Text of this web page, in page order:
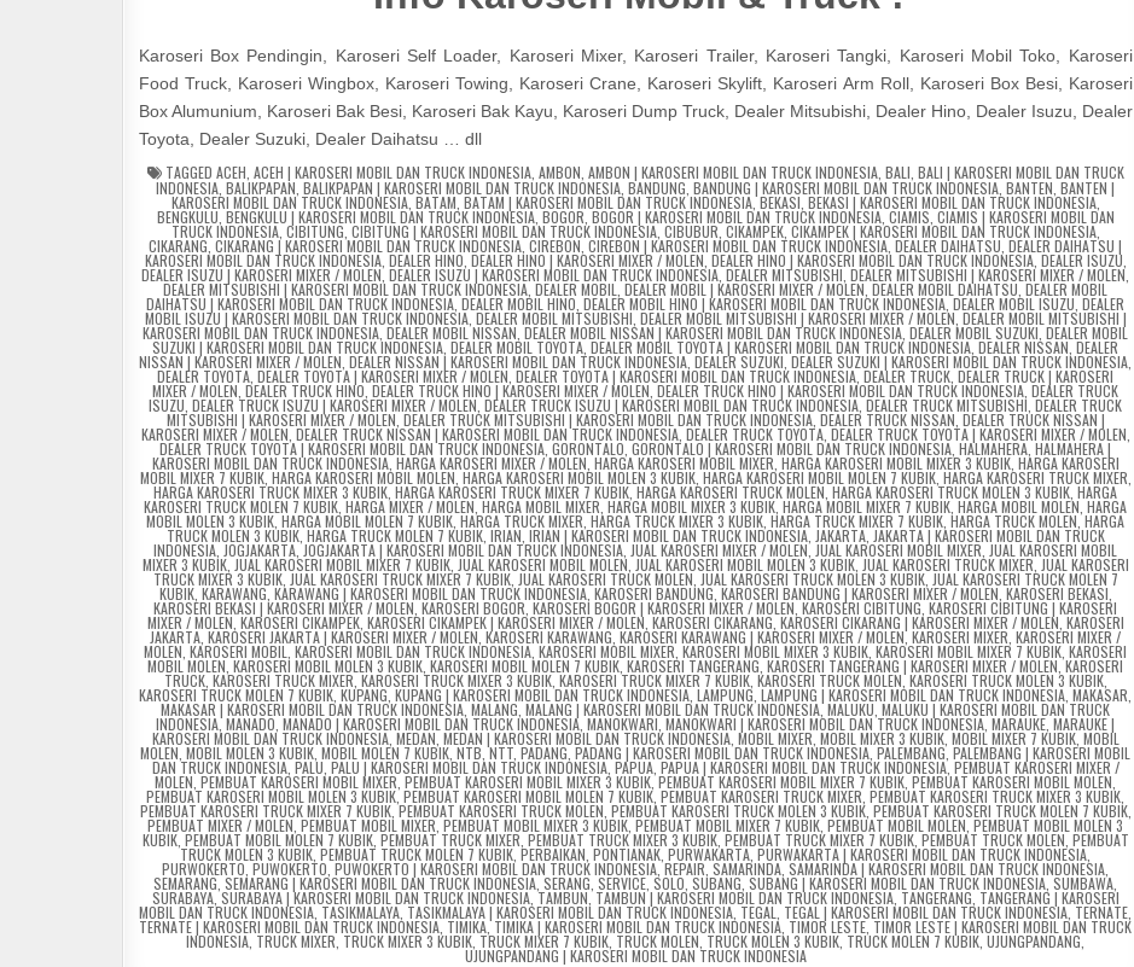
Karoseri Box Pendingin, Karoseri Self Loader, Karoseri Mixer, Karoseri Trailer, Karoseri Tangki, Karoseri Mobil Toko, Karoseri
Food Truck, Karoseri Wingbox, Karoseri Towing, Karoseri Crane, Karoseri Skylift, Karoseri Arm Roll, Karoseri Box Besi, Karoseri
Box Alumunium, Karoseri Bak Besi, Karoseri Bak Kayu, Karoseri Dump Truck, Dealer Mitsubishi, Dealer Hino, Dealer Isuzu, Dealer
Toyota, Dealer Suzuki, Dealer Daihatsu … dll
TAGGED ACEH ACEH | KAROSERI MOBIL DAN TRUCK INDONESIA, AMBON AMBON | KAROSERI MOBIL DAN TRUCK INDONESIA, BALI BALI | KAROSERI MOBIL DAN TRUCK
INDONESIA ,BALIKPAPAN ,BALIKPAPAN | KAROSERI MOBIL DAN TRUCK INDONESIA ,BANDUNG ,BANDUNG | KAROSERI MOBIL DAN TRUCK INDONESIA ,BANTEN ,BANTEN |
KAROSERI MOBIL DAN TRUCK INDONESIA, BATAM BATAM | KAROSERI MOBIL DAN TRUCK INDONESIA,BEKASI BEKASI | KAROSERI MOBIL DAN TRUCK INDONESIA,
BENGKULU BENGKULU | KAROSERI MOBIL DAN TRUCK INDONESIA, BOGOR BOGOR | KAROSERI MOBIL DAN TRUCK INDONESIA, CIAMIS CIAMIS | KAROSERI MOBIL DAN
TRUCK INDONESIA, CIBITUNG CIBITUNG | KAROSERI MOBIL DAN TRUCK INDONESIA, CIBUBUR CIKAMPEK, CIKAMPEK | KAROSERI MOBIL DAN TRUCK INDONESIA,
CIKARANG ,CIKARANG | KAROSERI MOBIL DAN TRUCK INDONESIA ,CIREBON ,CIREBON | KAROSERI MOBIL DAN TRUCK INDONESIA ,DEALER DAIHATSU ,DEALER DAIHATSU |
KAROSERI MOBIL DAN TRUCK INDONESIA, DEALER HINO DEALER HINO | KAROSERI MIXER / MOLEN DEALER HINO | KAROSERI MOBIL DAN TRUCK INDONESIA, DEALER ISUZU
DEALER ISUZU | KAROSERI MIXER / MOLEN,DEALER ISUZU | KAROSERI MOBIL DAN TRUCK INDONESIA ,DEALER MITSUBISHI ,DEALER MITSUBISHI | KAROSERI MIXER / MOLEN
DEALER MITSUBISHI | KAROSERI MOBIL DAN TRUCK INDONESIA ,DEALER MOBIL ,DEALER MOBIL | KAROSERI MIXER / MOLEN ,DEALER MOBIL DAIHATSU ,DEALER MOBIL
DAIHATSU | KAROSERI MOBIL DAN TRUCK INDONESIA ,DEALER MOBIL HINO ,DEALER MOBIL HINO | KAROSERI MOBIL DAN TRUCK INDONESIA ,DEALER MOBIL ISUZU ,DEALER
MOBIL ISUZU | KAROSERI MOBIL DAN TRUCK INDONESIA, DEALER MOBIL MITSUBISHI DEALER MOBIL MITSUBISHI | KAROSERI MIXER / MOLEN DEALER MOBIL MITSUBISHI |
KAROSERI MOBIL DAN TRUCK INDONESIA ,DEALER MOBIL NISSAN ,DEALER MOBIL NISSAN | KAROSERI MOBIL DAN TRUCK INDONESIA ,DEALER MOBIL SUZUKI ,DEALER MOBIL
SUZUKI | KAROSERI MOBIL DAN TRUCK INDONESIA ,DEALER MOBIL TOYOTA ,DEALER MOBIL TOYOTA | KAROSERI MOBIL DAN TRUCK INDONESIA ,DEALER NISSAN ,DEALER
NISSAN | KAROSERI MIXER / MOLEN ,DEALER NISSAN | KAROSERI MOBIL DAN TRUCK INDONESIA ,DEALER SUZUKI ,DEALER SUZUKI | KAROSERI MOBIL DAN TRUCK INDONESIA
DEALER TOYOTA ,DEALER TOYOTA | KAROSERI MIXER / MOLEN ,DEALER TOYOTA | KAROSERI MOBIL DAN TRUCK INDONESIA ,DEALER TRUCK ,DEALER TRUCK | KAROSERI
MIXER / MOLEN ,DEALER TRUCK HINO ,DEALER TRUCK HINO | KAROSERI MIXER / MOLEN ,DEALER TRUCK HINO | KAROSERI MOBIL DAN TRUCK INDONESIA ,DEALER TRUCK
ISUZU ,DEALER TRUCK ISUZU | KAROSERI MIXER / MOLEN ,DEALER TRUCK ISUZU | KAROSERI MOBIL DAN TRUCK INDONESIA ,DEALER TRUCK MITSUBISHI ,DEALER TRUCK
MITSUBISHI | KAROSERI MIXER / MOLEN DEALER TRUCK MITSUBISHI | KAROSERI MOBIL DAN TRUCK INDONESIA, DEALER TRUCK NISSAN DEALER TRUCK NISSAN |
KAROSERI MIXER / MOLEN DEALER TRUCK NISSAN | KAROSERI MOBIL DAN TRUCK INDONESIA, DEALER TRUCK TOYOTA, DEALER TRUCK TOYOTA | KAROSERI MIXER / MOLEN
DEALER TRUCK TOYOTA | KAROSERI MOBIL DAN TRUCK INDONESIA ,GORONTALO ,GORONTALO | KAROSERI MOBIL DAN TRUCK INDONESIA ,HALMAHERA ,HALMAHERA |
KAROSERI MOBIL DAN TRUCK INDONESIA, HARGA KAROSERI MIXER / MOLEN HARGA KAROSERI MOBIL MIXER HARGA KAROSERI MOBIL MIXER 3 KUBIK, HARGA KAROSERI
MOBIL MIXER 7 KUBIK, HARGA KAROSERI MOBIL MOLEN HARGA KAROSERI MOBIL MOLEN 3 KUBIK, HARGA KAROSERI MOBIL MOLEN 7 KUBIK, HARGA KAROSERI TRUCK MIXER
HARGA KAROSERI TRUCK MIXER 3 KUBIK ,HARGA KAROSERI TRUCK MIXER 7 KUBIK ,HARGA KAROSERI TRUCK MOLEN ,HARGA KAROSERI TRUCK MOLEN 3 KUBIK ,HARGA
KAROSERI TRUCK MOLEN 7 KUBIK ,HARGA MIXER / MOLEN ,HARGA MOBIL MIXER ,HARGA MOBIL MIXER 3 KUBIK ,HARGA MOBIL MIXER 7 KUBIK ,HARGA MOBIL MOLEN ,HARGA
MOBIL MOLEN 3 KUBIK ,HARGA MOBIL MOLEN 7 KUBIK ,HARGA TRUCK MIXER ,HARGA TRUCK MIXER 3 KUBIK ,HARGA TRUCK MIXER 7 KUBIK ,HARGA TRUCK MOLEN ,HARGA
TRUCK MOLEN 3 KUBIK, HARGA TRUCK MOLEN 7 KUBIK, IRIAN IRIAN | KAROSERI MOBIL DAN TRUCK INDONESIA, JAKARTA, JAKARTA | KAROSERI MOBIL DAN TRUCK
INDONESIA JOGJAKARTA ,JOGJAKARTA | KAROSERI MOBIL DAN TRUCK INDONESIA JUAL KAROSERI MIXER / MOLEN, JUAL KAROSERI MOBIL MIXER JUAL KAROSERI MOBIL
MIXER 3 KUBIK, JUAL KAROSERI MOBIL MIXER 7 KUBIK, JUAL KAROSERI MOBIL MOLEN JUAL KAROSERI MOBIL MOLEN 3 KUBIK, JUAL KAROSERI TRUCK MIXER JUAL KAROSERI
TRUCK MIXER 3 KUBIK, JUAL KAROSERI TRUCK MIXER 7 KUBIK, JUAL KAROSERI TRUCK MOLEN JUAL KAROSERI TRUCK MOLEN 3 KUBIK, JUAL KAROSERI TRUCK MOLEN 7
KUBIK, KARAWANG KARAWANG | KAROSERI MOBIL DAN TRUCK INDONESIA, KAROSERI BANDUNG KAROSERI BANDUNG | KAROSERI MIXER / MOLEN KAROSERI BEKASI
KAROSERI BEKASI | KAROSERI MIXER / MOLEN ,KAROSERI BOGOR ,KAROSERI BOGOR | KAROSERI MIXER / MOLEN ,KAROSERI CIBITUNG ,KAROSERI CIBITUNG | KAROSERI
MIXER / MOLEN KAROSERI CIKAMPEK, KAROSERI CIKAMPEK | KAROSERI MIXER / MOLEN KAROSERI CIKARANG KAROSERI CIKARANG | KAROSERI MIXER / MOLEN KAROSERI
JAKARTA ,KAROSERI JAKARTA | KAROSERI MIXER / MOLEN ,KAROSERI KARAWANG ,KAROSERI KARAWANG | KAROSERI MIXER / MOLEN,KAROSERI MIXER ,KAROSERI MIXER /
MOLEN ,KAROSERI MOBIL ,KAROSERI MOBIL DAN TRUCK INDONESIA ,KAROSERI MOBIL MIXER ,KAROSERI MOBIL MIXER 3 KUBIK ,KAROSERI MOBIL MIXER 7 KUBIK ,KAROSERI
MOBIL MOLEN ,KAROSERI MOBIL MOLEN 3 KUBIK ,KAROSERI MOBIL MOLEN 7 KUBIK ,KAROSERI TANGERANG ,KAROSERI TANGERANG | KAROSERI MIXER / MOLEN ,KAROSERI
TRUCK, KAROSERI TRUCK MIXER KAROSERI TRUCK MIXER 3 KUBIK, KAROSERI TRUCK MIXER 7 KUBIK, KAROSERI TRUCK MOLEN,KAROSERI TRUCK MOLEN 3 KUBIK,
KAROSERI TRUCK MOLEN 7 KUBIK ,KUPANG ,KUPANG | KAROSERI MOBIL DAN TRUCK INDONESIA ,LAMPUNG ,LAMPUNG | KAROSERI MOBIL DAN TRUCK INDONESIA ,MAKASAR
MAKASAR | KAROSERI MOBIL DAN TRUCK INDONESIA ,MALANG ,MALANG | KAROSERI MOBIL DAN TRUCK INDONESIA,MALUKU ,MALUKU | KAROSERI MOBIL DAN TRUCK
INDONESIA,MANADO ,MANADO | KAROSERI MOBIL DAN TRUCK INDONESIA ,MANOKWARI ,MANOKWARI | KAROSERI MOBIL DAN TRUCK INDONESIA ,MARAUKE ,MARAUKE |
KAROSERI MOBIL DAN TRUCK INDONESIA, MEDAN MEDAN | KAROSERI MOBIL DAN TRUCK INDONESIA, MOBIL MIXER MOBIL MIXER 3 KUBIK, MOBIL MIXER 7 KUBIK, MOBIL
MOLEN ,MOBIL MOLEN 3 KUBIK ,MOBIL MOLEN 7 KUBIK ,NTB ,NTT ,PADANG ,PADANG | KAROSERI MOBIL DAN TRUCK INDONESIA ,PALEMBANG,PALEMBANG | KAROSERI MOBIL
DAN TRUCK INDONESIA, PALU PALU | KAROSERI MOBIL DAN TRUCK INDONESIA, PAPUA, PAPUA | KAROSERI MOBIL DAN TRUCK INDONESIA, PEMBUAT KAROSERI MIXER /
MOLEN ,PEMBUAT KAROSERI MOBIL MIXER ,PEMBUAT KAROSERI MOBIL MIXER 3 KUBIK,PEMBUAT KAROSERI MOBIL MIXER 7 KUBIK ,PEMBUAT KAROSERI MOBIL MOLEN
PEMBUAT KAROSERI MOBIL MOLEN 3 KUBIK,PEMBUAT KAROSERI MOBIL MOLEN 7 KUBIK ,PEMBUAT KAROSERI TRUCK MIXER ,PEMBUAT KAROSERI TRUCK MIXER 3 KUBIK
PEMBUAT KAROSERI TRUCK MIXER 7 KUBIK,PEMBUAT KAROSERI TRUCK MOLEN PEMBUAT KAROSERI TRUCK MOLEN 3 KUBIK, PEMBUAT KAROSERI TRUCK MOLEN 7 KUBIK,
PEMBUAT MIXER / MOLEN ,PEMBUAT MOBIL MIXER ,PEMBUAT MOBIL MIXER 3 KUBIK ,PEMBUAT MOBIL MIXER 7 KUBIK ,PEMBUAT MOBIL MOLEN ,PEMBUAT MOBIL MOLEN 3
KUBIK, PEMBUAT MOBIL MOLEN 7 KUBIK, PEMBUAT TRUCK MIXER PEMBUAT TRUCK MIXER 3 KUBIK, PEMBUAT TRUCK MIXER 7 KUBIK, PEMBUAT TRUCK MOLEN PEMBUAT
TRUCK MOLEN 3 KUBIK ,PEMBUAT TRUCK MOLEN 7 KUBIK ,PERBAIKAN ,PONTIANAK ,PURWAKARTA ,PURWAKARTA | KAROSERI MOBIL DAN TRUCK INDONESIA
PURWOKERTO ,PUWOKERTO ,PUWOKERTO | KAROSERI MOBIL DAN TRUCK INDONESIA ,REPAIR ,SAMARINDA ,SAMARINDA | KAROSERI MOBIL DAN TRUCK INDONESIA
SEMARANG ,SEMARANG | KAROSERI MOBIL DAN TRUCK INDONESIA ,SERANG ,SERVICE ,SOLO ,SUBANG ,SUBANG | KAROSERI MOBIL DAN TRUCK INDONESIA ,SUMBAWA
SURABAYA,SURABAYA | KAROSERI MOBIL DAN TRUCK INDONESIA, TAMBUN ,TAMBUN | KAROSERI MOBIL DAN TRUCK INDONESIA, TANGERANG TANGERANG | KAROSERI
MOBIL DAN TRUCK INDONESIA TASIKMALAYA TASIKMALAYA | KAROSERI MOBIL DAN TRUCK INDONESIA TEGAL TEGAL | KAROSERI MOBIL DAN TRUCK INDONESIA TERNATE
TERNATE | KAROSERI MOBIL DAN TRUCK INDONESIA TIMIKA,TIMIKA | KAROSERI MOBIL DAN TRUCK INDONESIA TIMOR LESTE TIMOR LESTE | KAROSERI MOBIL DAN TRUCK
INDONESIA TRUCK MIXER TRUCK MIXER 3 KUBIK TRUCK MIXER 7 KUBIK TRUCK MOLEN TRUCK MOLEN 3 KUBIK TRUCK MOLEN 7 KUBIK ,UJUNGPANDANG
UJUNGPANDANG | KAROSERI MOBIL DAN TRUCK INDONESIA